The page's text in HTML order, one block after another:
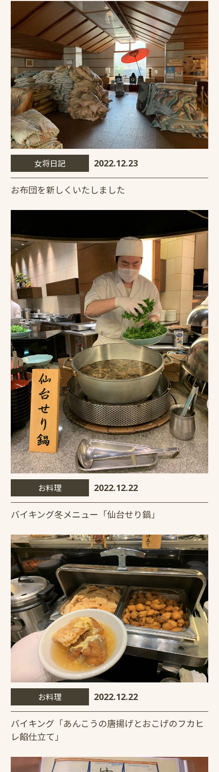
女将日記 2022.12.23
お布団を新しくいたしました
お料理 2022.12.22
バイキング冬メニュー「仙台せり鍋」
お料理 2022.12.22
バイキング「あんこうの唐揚げとおこげのフカヒ
レ餡仕立て」